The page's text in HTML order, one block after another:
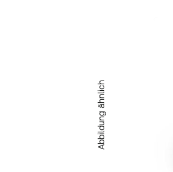
Abbildung ähnlich